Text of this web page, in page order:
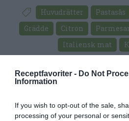
Receptfavoriter - Do Not
Information
If you wish to opt-out of the sale,
processing of your personal or
Huvudrätter Pastasås
Grädde
Citron
Italiensk mat
E-mail
Medel: 3.9